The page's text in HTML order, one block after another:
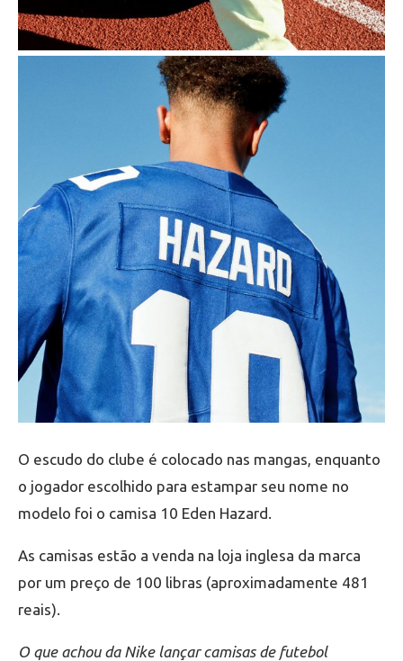
O escudo do clube é colocado nas mangas, enquanto
o jogador escolhido para estampar seu nome no
modelo foi o camisa 10 Eden Hazard.
As camisas estão a venda na loja inglesa da marca
por um preço de 100 libras (aproximadamente 481
reais).
O que achou da Nike lançar camisas de futebol